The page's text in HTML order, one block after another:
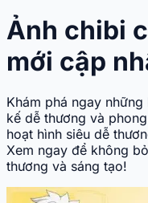
Ảnh chibi
mới cập
Khám phá ngay
kế dễ thương và
hoạt hình siêu dễ
Xem ngay để không
thương và sáng tạo!